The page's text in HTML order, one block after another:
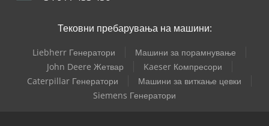
Тековни пребарувања на машини:
Liebherr Генератори
Машини за порамнување
John Deere Жетвар
Kaeser Компресори
Caterpillar Генератори
Машини за виткање цевки
Siemens Генератори